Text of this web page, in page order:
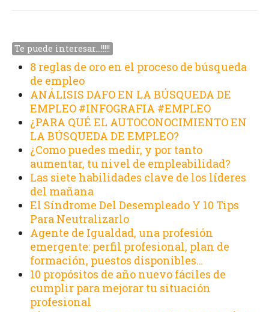
Te puede interesar…!!!!!
8 reglas de oro en el proceso de búsqueda
de empleo
ANÁLISIS DAFO EN LA BÚSQUEDA DE
EMPLEO #INFOGRAFIA #EMPLEO
¿PARA QUÉ EL AUTOCONOCIMIENTO EN
LA BÚSQUEDA DE EMPLEO?
¿Como puedes medir, y por tanto
aumentar, tu nivel de empleabilidad?
Las siete habilidades clave de los líderes
del mañana
El Síndrome Del Desempleado Y 10 Tips
Para Neutralizarlo
Agente de Igualdad, una profesión
emergente: perfil profesional, plan de
formación, puestos disponibles…
10 propósitos de año nuevo fáciles de
cumplir para mejorar tu situación
profesional